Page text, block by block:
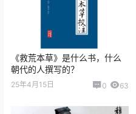
《救荒本草》是什么书，什么
朝代的人撰写的？
25年4月15日 0 63